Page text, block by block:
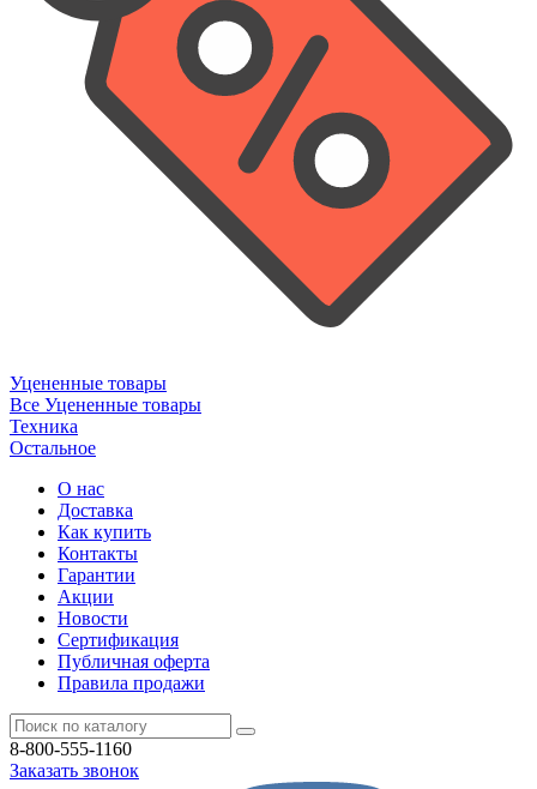
Уцененные товары
Все Уцененные товары
Техника
Остальное
О нас
Доставка
Как купить
Контакты
Гарантии
Акции
Новости
Cертификация
Публичная оферта
Правила продажи
8-800-555-1160
Заказать звонок